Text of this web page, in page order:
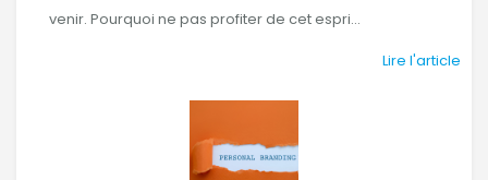
venir. Pourquoi ne pas profiter de cet espri...
Lire l'article